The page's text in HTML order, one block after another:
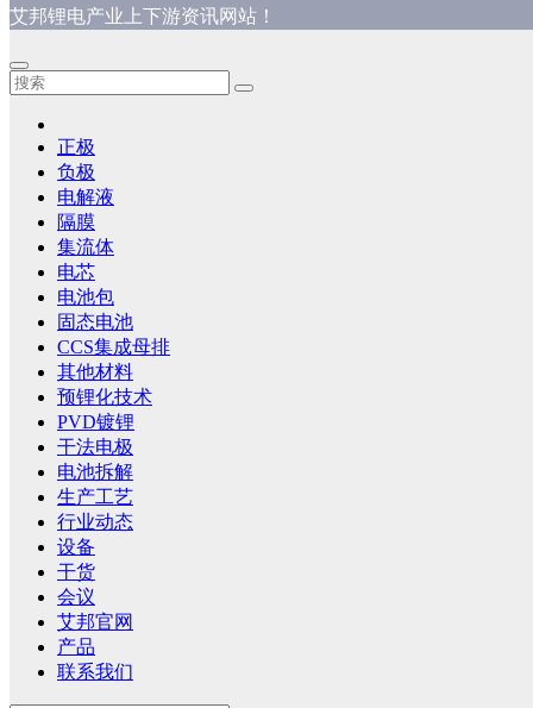
艾邦锂电产业上下游资讯网站！
正极
负极
电解液
隔膜
集流体
电芯
电池包
固态电池
CCS集成母排
其他材料
预锂化技术
PVD镀锂
干法电极
电池拆解
生产工艺
行业动态
设备
干货
会议
艾邦官网
产品
联系我们